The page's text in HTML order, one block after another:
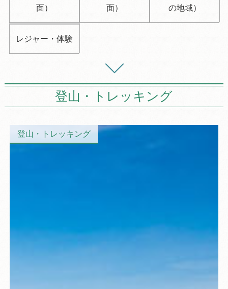
面）
面）
の地域）
レジャー・体験
登山・トレッキング
登山・トレッキング